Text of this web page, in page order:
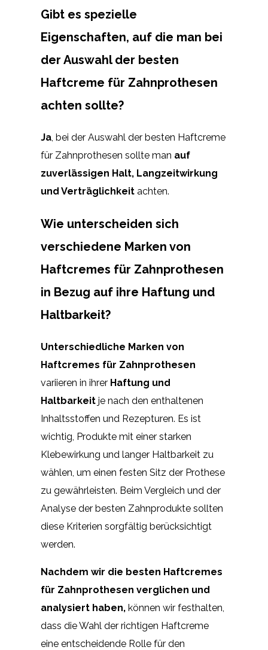
Gibt es spezielle
Eigenschaften, auf die man bei
der Auswahl der besten
Haftcreme für Zahnprothesen
achten sollte?
Ja, bei der Auswahl der besten Haftcreme
für Zahnprothesen sollte man auf
zuverlässigen Halt, Langzeitwirkung
und Verträglichkeit achten.
Wie unterscheiden sich
verschiedene Marken von
Haftcremes für Zahnprothesen
in Bezug auf ihre Haftung und
Haltbarkeit?
Unterschiedliche Marken von
Haftcremes für Zahnprothesen
variieren in ihrer Haftung und
Haltbarkeit je nach den enthaltenen
Inhaltsstoffen und Rezepturen. Es ist
wichtig, Produkte mit einer starken
Klebewirkung und langer Haltbarkeit zu
wählen, um einen festen Sitz der Prothese
zu gewährleisten. Beim Vergleich und der
Analyse der besten Zahnprodukte sollten
diese Kriterien sorgfältig berücksichtigt
werden.
Nachdem wir die besten Haftcremes
für Zahnprothesen verglichen und
analysiert haben, können wir festhalten,
dass die Wahl der richtigen Haftcreme
eine entscheidende Rolle für den